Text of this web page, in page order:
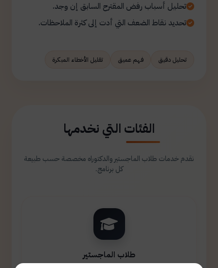
تحليل أسباب رفض المقترح السابق إن وجد.
تحديد نقاط الضعف التي أدت إلى كثرة الملاحظات.
تحليل دقيق فهم عميق تقليل الأخطاء المبكرة
الفئات التي نخدمها
نقدم خدمات طلاب الماجستير والدكتوراه مخصصة حسب طبيعة
كل برنامج.
طلاب الماجستير